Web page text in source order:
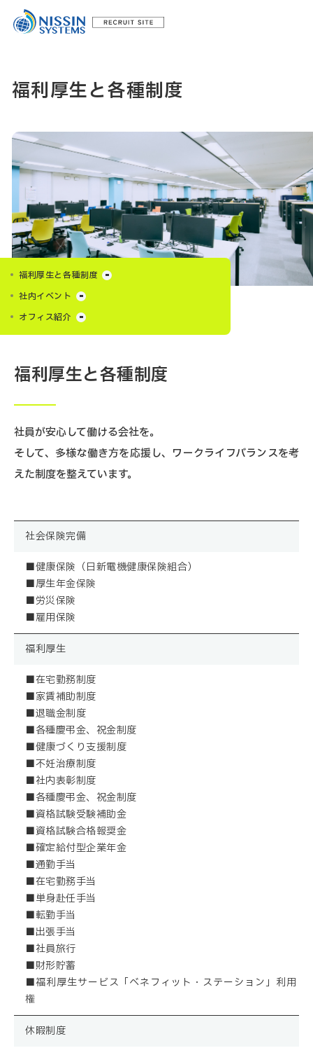
福利厚生と各種制度
福利厚生と各種制度
社員が安心して働ける会社を。
そして、多様な働き方を応援し、ワークライフバランスを考
えた制度を整えています。
社会保険完備
■健康保険（日新電機健康保険組合）
■厚生年金保険
■労災保険
■雇用保険
福利厚生
■在宅勤務制度
■家賃補助制度
■退職金制度
■各種慶弔金、祝金制度
■健康づくり支援制度
■不妊治療制度
■社内表彰制度
■各種慶弔金、祝金制度
■資格試験受験補助金
■資格試験合格報奨金
■確定給付型企業年金
■通勤手当
■在宅勤務手当
■単身赴任手当
■転勤手当
■出張手当
■社員旅行
■財形貯蓄
■福利厚生サービス「ベネフィット・ステーション」利用
権
休暇制度
福利厚生と各種制度
社内イベント
オフィス紹介